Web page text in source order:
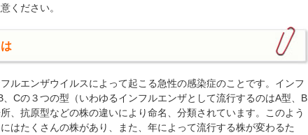
ください。
ルエンザウイルスによって起こる急性の感染症のことです。インフ
、Cの３つの型（いわゆるインフルエンザとして流行するのはA型、B
、抗原型などの株の違いにより命名、分類されています。このよう
はたくさんの株があり、また、年によって流行する株が変わるた